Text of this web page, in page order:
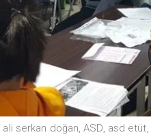
ali serkan doğan,ASD, asd etüt,